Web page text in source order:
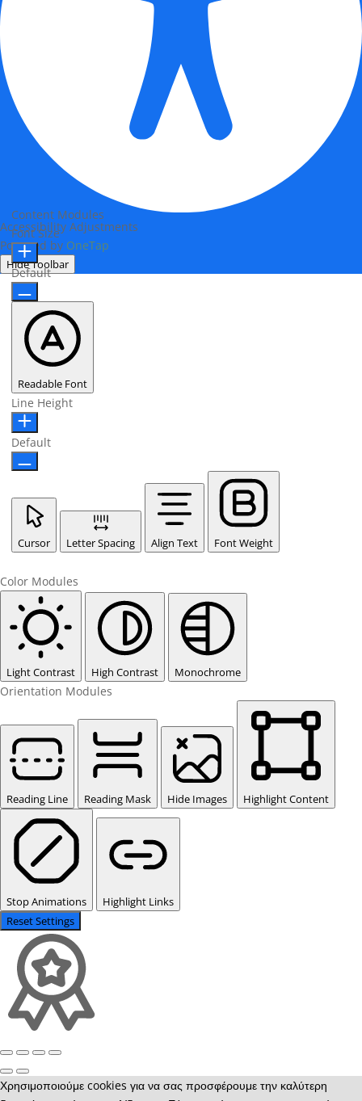
Accessibility Adjustments
Powered by OneTap
Hide Toolbar
Content Modules
Font Size
Default
Readable Font
Line Height
Default
Cursor Letter Spacing Align Text Font Weight
Color Modules
Light Contrast High Contrast Monochrome
Orientation Modules
Reading Line Reading Mask Hide Images Highlight Content
Stop Animations
Highlight Links
Reset Settings
Χρησιμοποιούμε cookies για να σας προσφέρουμε την καλύτερη